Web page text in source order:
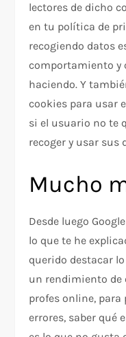
lectores de dicho
en tu política de
recogiendo datos
comportamiento y
haciendo. Y
cookies para usar
si el usuario no te
recoger y usar sus
Mucho
Desde luego
lo que te he
querido destacar
un rendimiento de
profes online,
errores, saber qué